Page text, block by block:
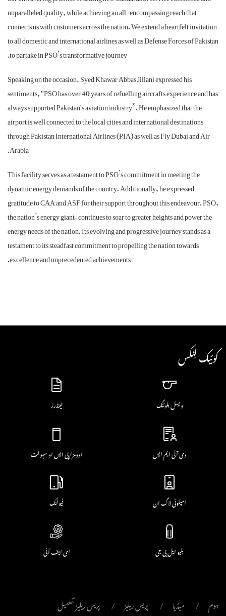
unparalleled quality, while achieving an all-encompassing reach that
connects us with customers across the nation. We extend a heartfelt
to all domestic and international airlines as well as Defense Forces of
to partake in PSO’s transformative journey.
Speaking on the occasion, Syed Khawar Abbas Jillani expressed his
sentiments, "PSO has over 40 years of refuelling aircrafts experience
always supported Pakistan's aviation industry”. He emphasized that
airport is well connected to the local cities and international
through Pakistan International Airlines (PIA) as well as Fly Dubai
This facility serves as a testament to PSO’s commitment in meeting the
dynamic energy demands of the country. Additionally, he expressed
gratitude to CAA and ASF for their support throughout this
the nation’s energy giant, continues to soar to greater heights and
energy needs of the nation. Its evolving and progressive journey
testament to its steadfast commitment to propelling the nation towards
excellence and unprecedented achievements.
ویسل بلوئنگ
وی آئی ایم ایس اوومز/پی ایس او سہولت
امپلوئی لاگ ان
بلیو ایل پی جی ای ایف آئی
میڈیا پریس ریلیز پریس ریلیز تفصیل